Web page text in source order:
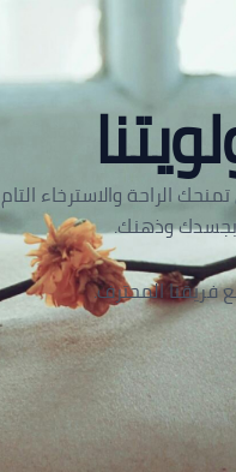
الراحة والاسترخاء التام
بجسدك وذهنك.
فريقنا المحترف.